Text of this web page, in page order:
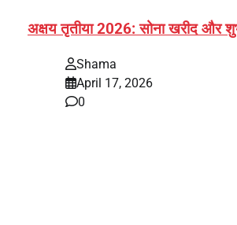
अक्षय तृतीया 2026: सोना खरीद और
Shama
April 17, 2026
0